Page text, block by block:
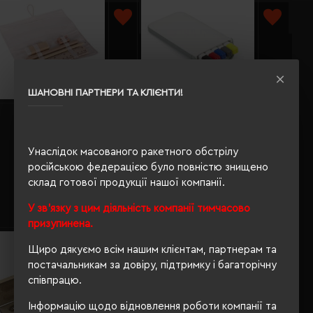
ШАНОВНІ ПАРТНЕРИ ТА КЛІЄНТИ!
Унаслідок масованого ракетного обстрілу
російською федерацією було повністю знищено
склад готової продукції нашої компанії.
У зв'язку з цим діяльність компанії тимчасово
призупинена.
Щиро дякуємо всім нашим клієнтам, партнерам та
постачальникам за довіру, підтримку і багаторічну
співпрацю.
Інформацію щодо відновлення роботи компанії та
Кількість кольорів: 1
Модель:V1815(Voyager)
245.81 грн
Детальніше...
Кількість кольорів:
Модель:V1314(Voyager)
Детальніше...